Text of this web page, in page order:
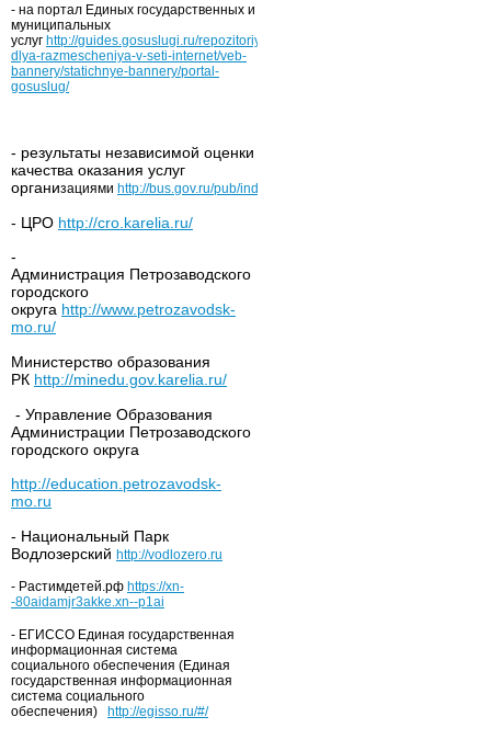
- на портал Единых государственных и
муниципальных
услуг http://guides.gosuslugi.ru/repozitoriy/materialy-
dlya-razmescheniya-v-seti-internet/veb-
bannery/statichnye-bannery/portal-
gosuslug/
- результаты независимой оценки
качества оказания услуг
организациями http://bus.gov.ru/pub/independentRating/list
- ЦРО http://cro.karelia.ru/
-
Администрация Петрозаводского
городского
округа http://www.petrozavodsk-
mo.ru/
Министерство образования
РК http://minedu.gov.karelia.ru/
- Управление Образования
Администрации Петрозаводского
городского округа
http://education.petrozavodsk-
mo.ru
- Национальный Парк
Водлозерский http://vodlozero.ru
- Растимдетей.рф https://xn-
-80aidamjr3akke.xn--p1ai
- ЕГИССО Единая государственная
информационная система
социального обеспечения (Единая
государственная информационная
система социального
обеспечения)
http://egisso.ru/#/